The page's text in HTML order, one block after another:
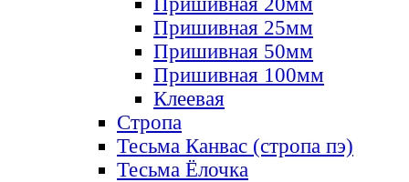
Пришивная 25мм
Пришивная 50мм
Пришивная 100мм
Клеевая
Стропа
Тесьма Канвас (стропа пэ)
Тесьма Ёлочка